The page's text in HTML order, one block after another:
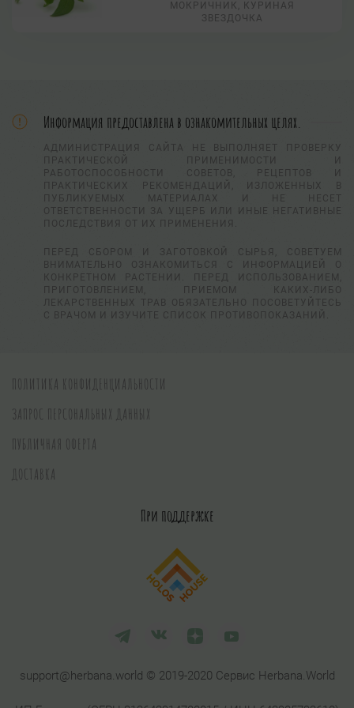
МОКРИЧНИК, КУРИНАЯ
ЗВЕЗДОЧКА
Информация предоставлена в ознакомительных целях.
АДМИНИСТРАЦИЯ САЙТА НЕ ВЫПОЛНЯЕТ ПРОВЕРКУ
ПРАКТИЧЕСКОЙ ПРИМЕНИМОСТИ И
РАБОТОСПОСОБНОСТИ СОВЕТОВ, РЕЦЕПТОВ И
ПРАКТИЧЕСКИХ РЕКОМЕНДАЦИЙ, ИЗЛОЖЕННЫХ В
ПУБЛИКУЕМЫХ МАТЕРИАЛАХ И НЕ НЕСЕТ
ОТВЕТСТВЕННОСТИ ЗА УЩЕРБ ИЛИ ИНЫЕ НЕГАТИВНЫЕ
ПОСЛЕДСТВИЯ ОТ ИХ ПРИМЕНЕНИЯ.
ПЕРЕД СБОРОМ И ЗАГОТОВКОЙ СЫРЬЯ, СОВЕТУЕМ
ВНИМАТЕЛЬНО ОЗНАКОМИТЬСЯ С ИНФОРМАЦИЕЙ О
КОНКРЕТНОМ РАСТЕНИИ. ПЕРЕД ИСПОЛЬЗОВАНИЕМ,
ПРИГОТОВЛЕНИЕМ, ПРИЕМОМ КАКИХ-ЛИБО
ЛЕКАРСТВЕННЫХ ТРАВ ОБЯЗАТЕЛЬНО ПОСОВЕТУЙТЕСЬ
С ВРАЧОМ И ИЗУЧИТЕ СПИСОК ПРОТИВОПОКАЗАНИЙ.
ПОЛИТИКА КОНФИДЕНЦИАЛЬНОСТИ
ЗАПРОС ПЕРСОНАЛЬНЫХ ДАННЫХ
ПУБЛИЧНАЯ ОФЕРТА
ДОСТАВКА
При поддержке
support@herbana.world © 2019-2020 Сервис Herbana.World